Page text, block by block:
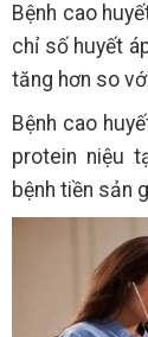
Bệnh cao
chỉ số huyết
tăng hơn so
Bệnh cao
protein niệu
bệnh tiền sản